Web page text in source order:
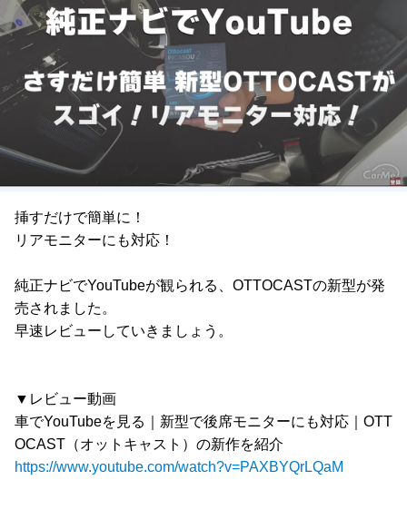
挿すだけで簡単に！
リアモニターにも対応！
純正ナビでYouTubeが観られる、OTTOCASTの新型が発
売されました。
早速レビューしていきましょう。
▼レビュー動画
車でYouTubeを見る｜新型で後席モニターにも対応｜OTT
OCAST（オットキャスト）の新作を紹介
https://www.youtube.com/watch?v=PAXBYQrLQaM